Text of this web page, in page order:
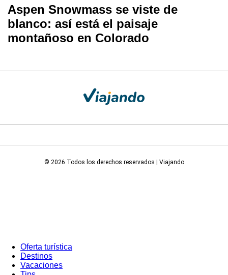
Aspen Snowmass se viste de
blanco: así está el paisaje
montañoso en Colorado
© 2026 Todos los derechos reservados | Viajando
Oferta turística
Destinos
Vacaciones